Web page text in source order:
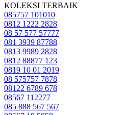
KOLEKSI TERBAIK
085757 101010
0812 1222 2828
08 57 577 57777
081 3939 87788
0813 9989 2828
0812 88877 123
0819 10 01 2019
08 575757 7878
08122 6789 678
08567 112277
085 888 567 567